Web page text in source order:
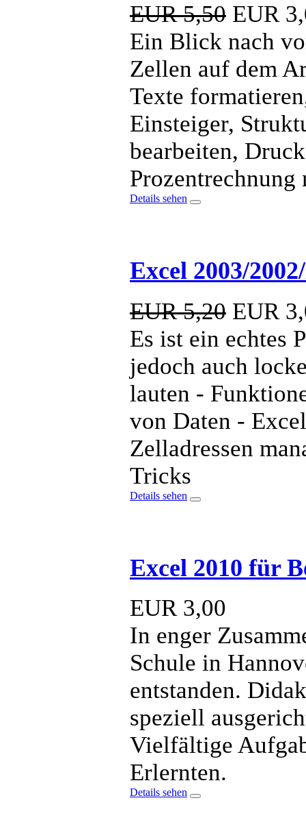
EUR 5,50 EUR
Ein Blick nach
Zellen auf dem
Texte
Einsteiger,
bearbeiten,
Details sehen
Excel 2003/
EUR 5,20 EUR
Es ist ein echtes
jedoch auch
lauten -
von Daten -
Zelladressen
Tricks
Details sehen
Excel 2010 für
EUR3,00
In enger
Schule in
entstanden.
speziell
Vielfältige
Erlernten.
Details sehen